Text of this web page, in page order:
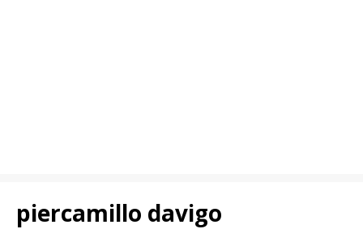
piercamillo davigo